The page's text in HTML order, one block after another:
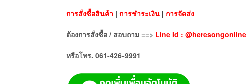
การสั่งซื้อสินค้า | การชำระเงิน | การจัดส่ง
ต้องการสั่งซื้อ / สอบถาม ==> Line Id : @heresongonline
หรือโทร. 061-426-9991